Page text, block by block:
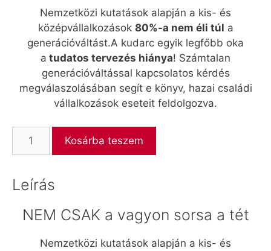
Nemzetközi kutatások alapján a kis- és
középvállalkozások 80%-a nem éli túl a
generációváltást.A kudarc egyik legfőbb oka
a tudatos tervezés hiánya! Számtalan
generációváltással kapcsolatos kérdés
megválaszolásában segít e könyv, hazai családi
vállalkozások eseteit feldolgozva.
Generációváltás
vállalkozásokban
mennyiség
Kosárba teszem
Leírás
NEM CSAK a vagyon sorsa a tét
Nemzetközi kutatások alapján a kis- és